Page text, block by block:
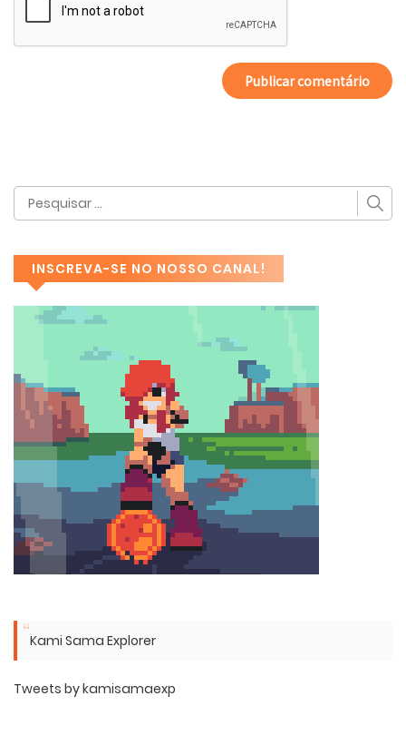
INSCREVA-SE NO NOSSO CANAL!
Kami Sama Explorer
Tweets by kamisamaexp